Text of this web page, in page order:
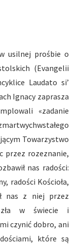
usilnej prośbie o
(Evangelii
Laudato si’
Ignacy zaprasza
«zadanie
Towarzystwo
przez rozeznanie,
nas radości:
radości Kościoła,
nas z niej przez
w świecie i
czynić dobro, ani
które są